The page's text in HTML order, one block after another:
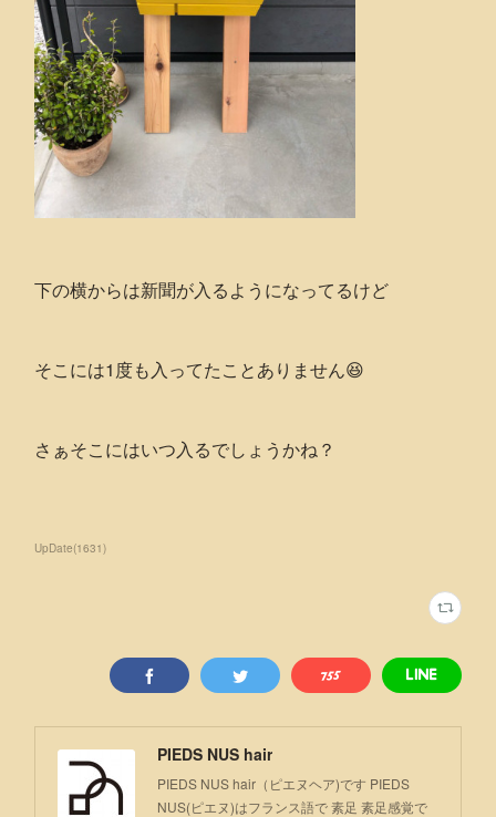
下の横からは新聞が入るようになってるけど
そこには1度も入ってたことありません😆
さぁそこにはいつ入るでしょうかね？
UpDate(1631)
PIEDS NUS hair
PIEDS NUS hair（ピエヌヘア)です PIEDS
NUS(ピエヌ)はフランス語で 素足 素足感覚で